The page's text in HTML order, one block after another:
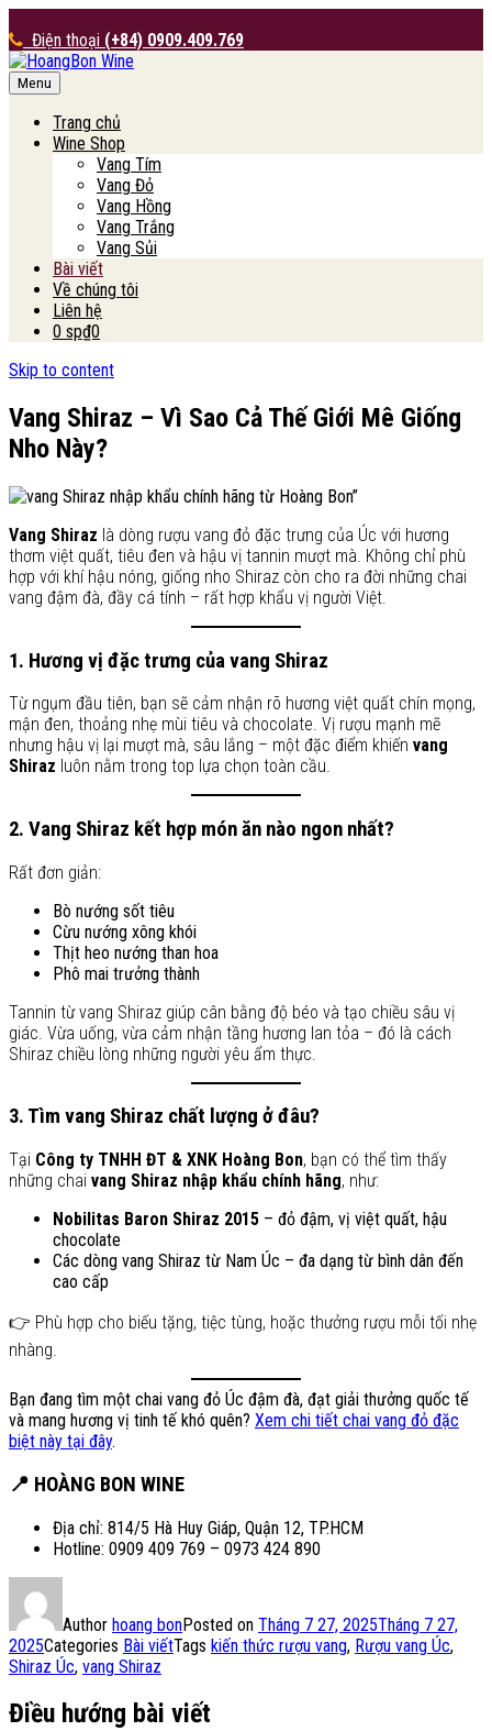
Điện thoại (+84) 0909.409.769
HoangBon Wine
Menu
Trang chủ
Wine Shop
Vang Tím
Vang Đỏ
Vang Hồng
Vang Trắng
Vang Sủi
Bài viết
Về chúng tôi
Liên hệ
0 sp₫0
Skip to content
Vang Shiraz – Vì Sao Cả Thế Giới Mê Giống
Nho Này?
Vang Shiraz là dòng rượu vang đỏ đặc trưng của Úc với hương
thơm việt quất, tiêu đen và hậu vị tannin mượt mà. Không chỉ phù
hợp với khí hậu nóng, giống nho Shiraz còn cho ra đời những chai
vang đậm đà, đầy cá tính – rất hợp khẩu vị người Việt.
1. Hương vị đặc trưng của vang Shiraz
Từ ngụm đầu tiên, bạn sẽ cảm nhận rõ hương việt quất chín mọng,
mận đen, thoảng nhẹ mùi tiêu và chocolate. Vị rượu mạnh mẽ
nhưng hậu vị lại mượt mà, sâu lắng – một đặc điểm khiến vang
Shiraz luôn nằm trong top lựa chọn toàn cầu.
2. Vang Shiraz kết hợp món ăn nào ngon nhất?
Rất đơn giản:
Bò nướng sốt tiêu
Cừu nướng xông khói
Thịt heo nướng than hoa
Phô mai trưởng thành
Tannin từ vang Shiraz giúp cân bằng độ béo và tạo chiều sâu vị
giác. Vừa uống, vừa cảm nhận tầng hương lan tỏa – đó là cách
Shiraz chiều lòng những người yêu ẩm thực.
3. Tìm vang Shiraz chất lượng ở đâu?
Tại Công ty TNHH ĐT & XNK Hoàng Bon, bạn có thể tìm thấy
những chai vang Shiraz nhập khẩu chính hãng, như:
Nobilitas Baron Shiraz 2015 – đỏ đậm, vị việt quất, hậu
chocolate
Các dòng vang Shiraz từ Nam Úc – đa dạng từ bình dân đến
cao cấp
👉 Phù hợp cho biếu tặng, tiệc tùng, hoặc thưởng rượu mỗi tối nhẹ
nhàng.
Bạn đang tìm một chai vang đỏ Úc đậm đà, đạt giải thưởng quốc tế
và mang hương vị tinh tế khó quên? Xem chi tiết chai vang đỏ đặc
biệt này tại đây.
📍 HOÀNG BON WINE
Địa chỉ: 814/5 Hà Huy Giáp, Quận 12, TP.HCM
Hotline: 0909 409 769 – 0973 424 890
Author hoang bonPosted on Tháng 7 27, 2025Tháng 7 27,
2025Categories Bài viếtTags kiến thức rượu vang, Rượu vang Úc,
Shiraz Úc, vang Shiraz
Điều hướng bài viết